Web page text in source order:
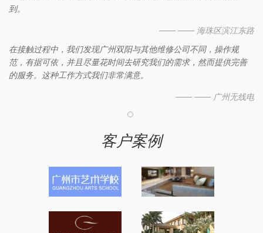
到。
—— —— 海珠区滨江东路
在接触过程中，我们发现广州双阳与其他维修公司不同，操作规
范，有据可依，并且尽量花时间去研究我们的需求，然而提供完善
的服务。这种工作方式我们非常满意。
—— —— 广州无线电
客户案例